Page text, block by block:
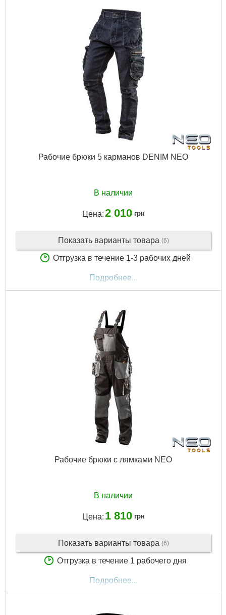
Рабочие брюки 5 карманов DENIM NEO
В наличии
Цена:2 010 грн
Показать варианты товара (6)
Отгрузка в течение 1-3 рабочих дней
Подробнее...
Рабочие брюки с лямками NEO
В наличии
Цена: 1 810 грн
Показать варианты товара (6)
Отгрузка в течение 1 рабочего дня
Подробнее...